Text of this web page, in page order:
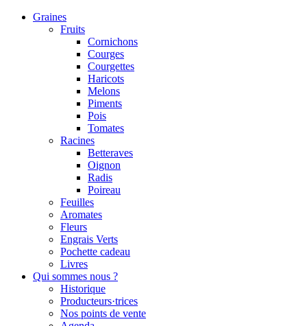
Graines
Fruits
Cornichons
Courges
Courgettes
Haricots
Melons
Piments
Pois
Tomates
Racines
Betteraves
Oignon
Radis
Poireau
Feuilles
Aromates
Fleurs
Engrais Verts
Pochette cadeau
Livres
Qui sommes nous ?
Historique
Producteurs·trices
Nos points de vente